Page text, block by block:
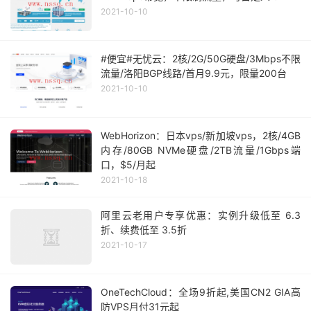
2021-10-10
#便宜#无忧云：2核/2G/50G硬盘/3Mbps不限
流量/洛阳BGP线路/首月9.9元，限量200台
2021-10-10
WebHorizon：日本vps/新加坡vps，2核/4GB
内存/80GB NVMe硬盘/2TB流量/1Gbps端
口，$5/月起
2021-10-18
阿里云老用户专享优惠：实例升级低至 6.3
折、续费低至 3.5折
2021-10-17
OneTechCloud：全场9折起,美国CN2 GIA高
防VPS月付31元起